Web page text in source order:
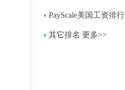
PayScale美国工资排行
其它排名 更多>>